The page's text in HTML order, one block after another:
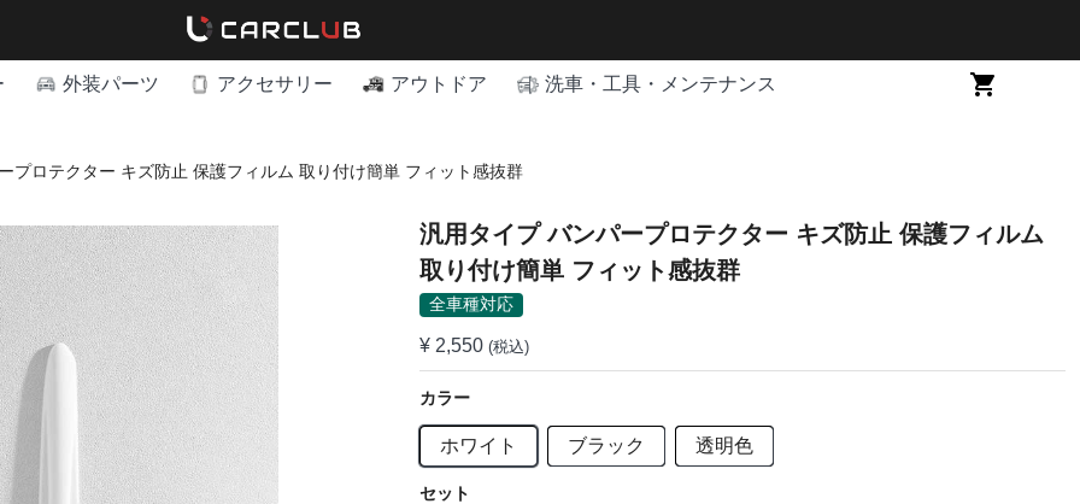
外装パーツ アクセサリー アウトドア 洗車・工具・メンテナンス
プロテクター キズ防止 保護フィルム 取り付け簡単 フィット感抜群
汎用タイプ バンパープロテクター キズ防止 保護フィルム
取り付け簡単 フィット感抜群
全車種対応
¥ 2,550 (税込)
カラー
ホワイト ブラック 透明色
セット